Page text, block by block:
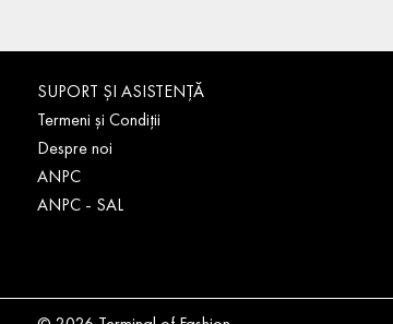
SUPORT ȘI ASISTENȚĂ
Termeni și Condiții
Despre noi
ANPC
ANPC - SAL